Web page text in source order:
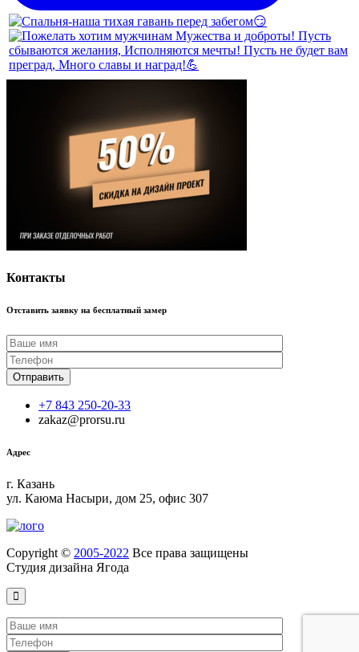
Контакты
Отставить заявку на бесплатный замер
+7 843 250-20-33
zakaz@prorsu.ru
Адрес
г. Казань
ул. Каюма Насыри, дом 25, офис 307
Copyright © 2005-2022 Все права защищены
Студия дизайна Ягода